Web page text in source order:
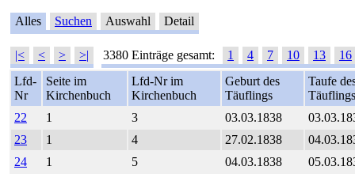
Alles Suchen Auswahl Detail
|< < > >| 3380 Einträge gesamt: 1 4 7 10 13
16
Lfd-
Nr
Seite im
Kirchenbuch
Lfd-Nr im
Kirchenbuch
Geburt des
Täuflings
Taufe
Täuflings
22
1 3 03.03.1838
23
1 4 27.02.1838
24
1 5 04.03.1838